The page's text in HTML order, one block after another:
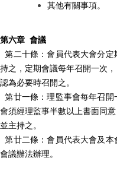
其他有關事項。
第六章 會議
第二十條：會員代表大會分
持之，定期會議每年召開一次
認為必要時召開之。
第廿一條：理監事會每年召
會須經理監事半數以上書面同
並主持之。
第廿二條：會員代表大會及
會議辦法辦理。